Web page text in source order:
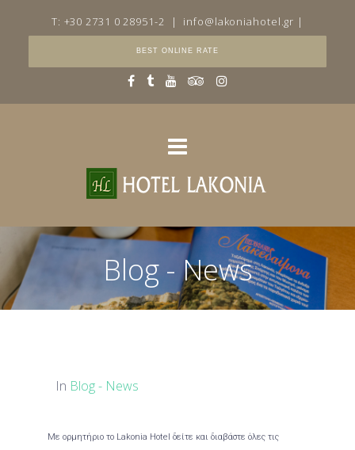
T: +30 2731 0 28951-2 | info@lakoniahotel.gr |
BEST ONLINE RATE
Blog - News
In Blog - News
Με ορμητήριο το Lakonia Hotel δείτε και διαβάστε όλες τις